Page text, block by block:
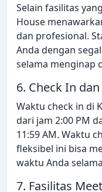
Selain fasilitas
House
dan profesional.
Anda dengan
selama menginap
6. Check In
Waktu check in di
dari jam 2:00 PM
11:59 AM. Waktu
fleksibel ini bisa
waktu Anda
7. Fasilitas